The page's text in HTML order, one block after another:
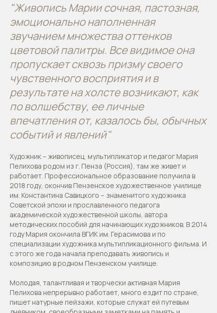
"Живопись Марии сочная, пастозная,
эмоционально наполненная
звучанием множества оттенков
цветовой палитры. Все видимое она
пропускает сквозь призму своего
чувственного восприятия и в
результате на холсте возникают, как
по волшебству, ее личные
впечатления от, казалось бы, обычных
событий и явлений"
Художник – живописец, мультипликатор и педагог Мария
Пелихова родом из г. Пенза (Россия), там же живет и
работает. Профессиональное образование получила в
2018 году, окончив Пензенское художественное училище
им. Константина Савицкого – знаменитого художника
Советской эпохи и прославленного педагога
академической художественной школы, автора
методических пособий для начинающих художников. В 2014
году Мария окончила ВГИК им. Герасимова и по
специализации художника мультипликационного фильма. И
с этого же года начала преподавать живопись и
композицию в родном Пензенском училище.
Молодая, талантливая и творчески активная Мария
Пелихова непрерывно работает, много ездит по стране,
пишет натурные пейзажи, которые служат ей путевым